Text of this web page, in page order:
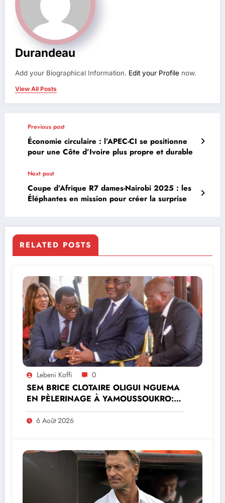
Durandeau
Add your Biographical Information. Edit your Profile now.
View All Posts
Previous post
Économie circulaire : l’APEC-CI se positionne
pour une Côte d’Ivoire plus propre et durable
Next post
Coupe d’Afrique R7 dames-Nairobi 2025 : les
Éléphantes en mission pour créer la surprise
RELATED POSTS
Lebeni Koffi 0
SEM BRICE CLOTAIRE OLIGUI NGUEMA
EN PÈLERINAGE À YAMOUSSOUKRO:LE
MINISTRE PAULIN CLAUDE DANHO
PREND PART À LA CÉRÉMONIE
6 Août 2026